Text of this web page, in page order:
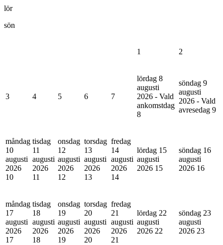
lör
sön
1 2
3 4 5 6 7
lördag 8
augusti
2026 - Vald
ankomstdag
8
söndag 9
augusti
2026 - Vald
avresedag 9
måndag
10
augusti
2026
10
tisdag
11
augusti
2026
11
onsdag
12
augusti
2026
12
torsdag
13
augusti
2026
13
fredag
14
augusti
2026
14
lördag 15
augusti
2026 15
söndag 16
augusti
2026 16
måndag
17
augusti
2026
17
tisdag
18
augusti
2026
18
onsdag
19
augusti
2026
19
torsdag
20
augusti
2026
20
fredag
21
augusti
2026
21
lördag 22
augusti
2026 22
söndag 23
augusti
2026 23